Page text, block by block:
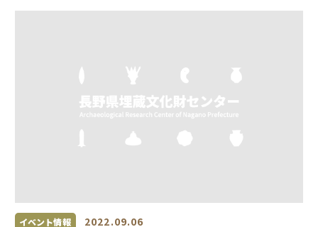
イベント情報 2022.09.06